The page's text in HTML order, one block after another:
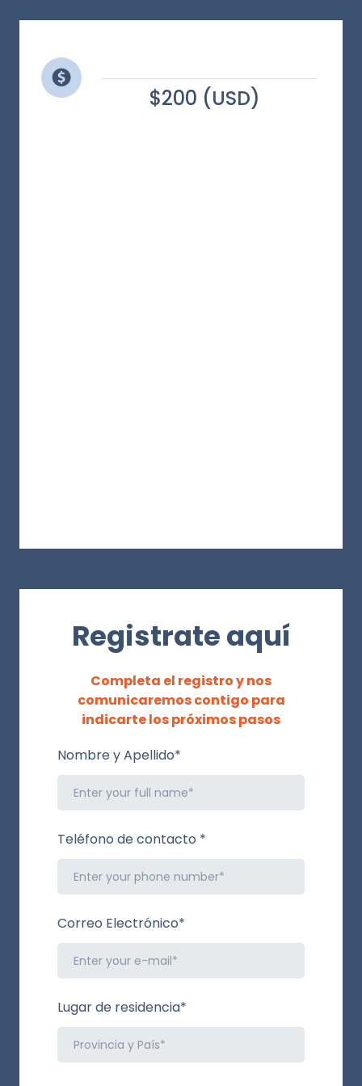
$200 (USD)
Registrate aquí
Completa el registro y nos
comunicaremos contigo para
indicarte los próximos pasos
Nombre y Apellido*
Teléfono de contacto *
Correo Electrónico*
Lugar de residencia*